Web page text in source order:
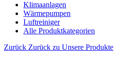
Klimaanlagen
Wärmepumpen
Luftreiniger
Alle Produktkategorien
Zurück Zurück zu Unsere Produkte